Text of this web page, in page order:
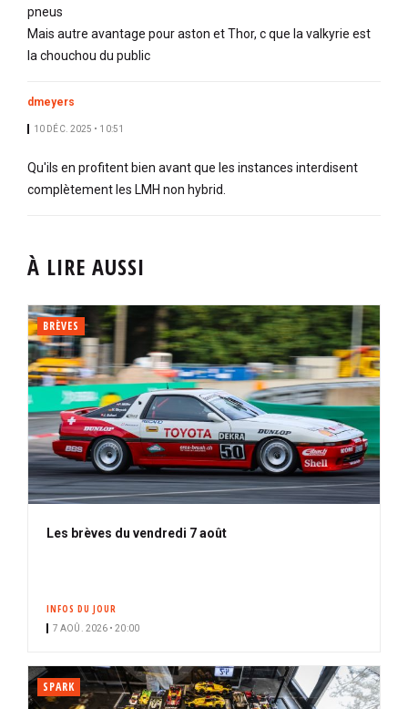
pneus
Mais autre avantage pour aston et Thor, c que la valkyrie est
la chouchou du public
dmeyers
10 DÉC. 2025 • 10:51
Qu'ils en profitent bien avant que les instances interdisent
complètement les LMH non hybrid.
À LIRE AUSSI
BRÈVES
Les brèves du vendredi 7 août
INFOS DU JOUR
7 AOÛ. 2026 • 20:00
SPARK